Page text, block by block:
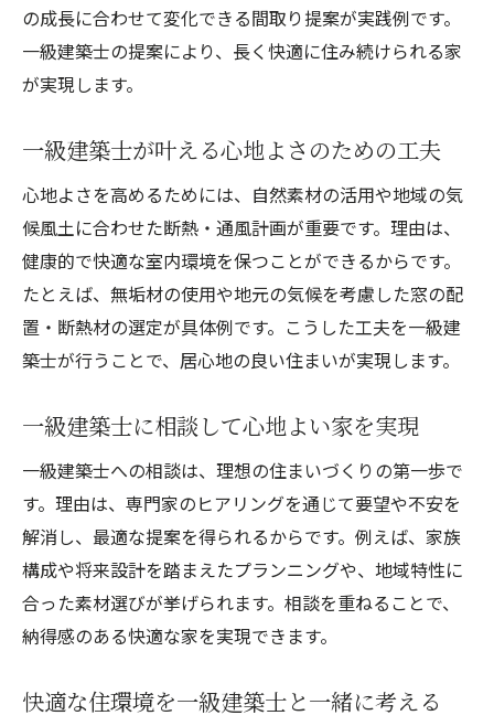
の成長に合わせて変化できる間取り提案が実践例です。
一級建築士の提案により、長く快適に住み続けられる家
が実現します。
一級建築士が叶える心地よさのための工夫
心地よさを高めるためには、自然素材の活用や地域の気
候風土に合わせた断熱・通風計画が重要です。理由は、
健康的で快適な室内環境を保つことができるからです。
たとえば、無垢材の使用や地元の気候を考慮した窓の配
置・断熱材の選定が具体例です。こうした工夫を一級建
築士が行うことで、居心地の良い住まいが実現します。
一級建築士に相談して心地よい家を実現
一級建築士への相談は、理想の住まいづくりの第一歩で
す。理由は、専門家のヒアリングを通じて要望や不安を
解消し、最適な提案を得られるからです。例えば、家族
構成や将来設計を踏まえたプランニングや、地域特性に
合った素材選びが挙げられます。相談を重ねることで、
納得感のある快適な家を実現できます。
快適な住環境を一級建築士と一緒に考える